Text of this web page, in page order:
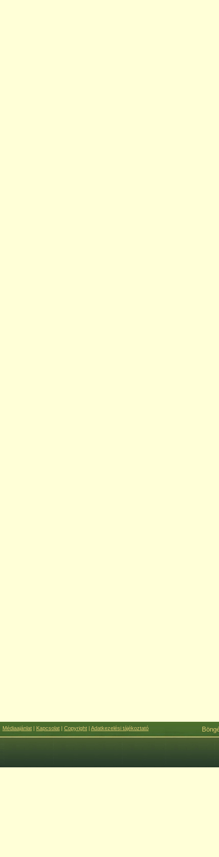
Médiaajánlat | Kapcsolat | Copyright | Adatkezelési tájékoztató